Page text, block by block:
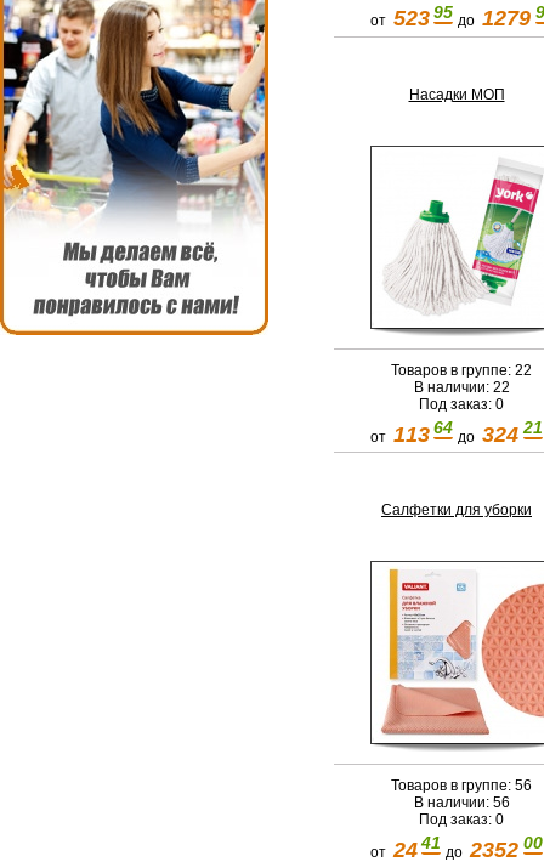
от 523 95до1279
Насадки МОП
Товаров в группе: 22
В наличии: 22
Под заказ: 0
от 113 64до324 21
Салфетки для уборки
Товаров в группе: 56
В наличии: 56
Под заказ: 0
от 24 41до2352 00